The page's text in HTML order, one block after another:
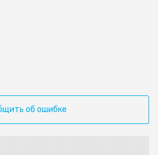
об ошибке